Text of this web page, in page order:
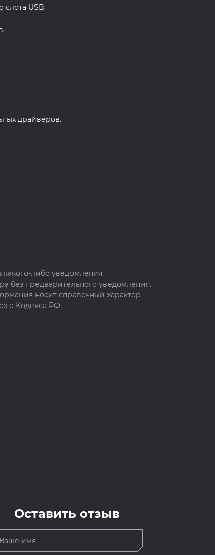
USB;
драйверов.
либо уведомления.
без предварительного уведомления.
носит справочный характер
Кодекса РФ.
Оставить отзыв